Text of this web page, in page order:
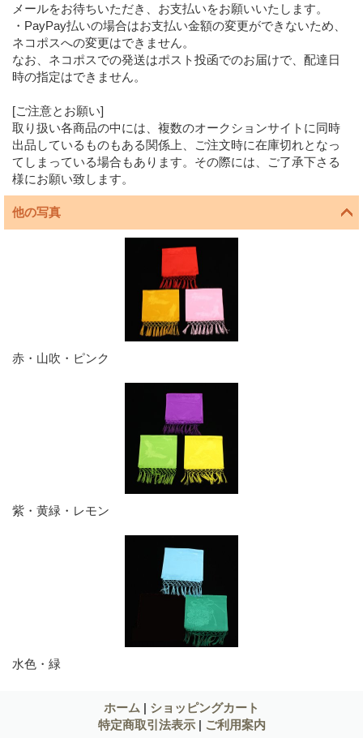
メールをお待ちいただき、お支払いをお願いいたします。
・PayPay払いの場合はお支払い金額の変更ができないため、
ネコポスへの変更はできません。
なお、ネコポスでの発送はポスト投函でのお届けで、配達日
時の指定はできません。
[ご注意とお願い]
取り扱い各商品の中には、複数のオークションサイトに同時
出品しているものもある関係上、ご注文時に在庫切れとなっ
てしまっている場合もあります。その際には、ご了承下さる
様にお願い致します。
他の写真
赤・山吹・ピンク
紫・黄緑・レモン
水色・緑
ホーム | ショッピングカート
特定商取引法表示 | ご利用案内